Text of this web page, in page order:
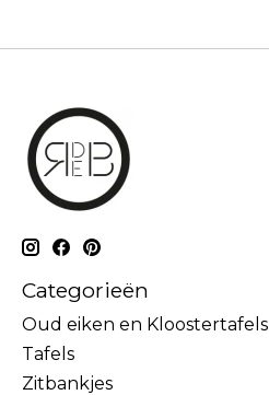
Categorieën
Oud eiken en Kloostertafels
Tafels
Zitbankjes